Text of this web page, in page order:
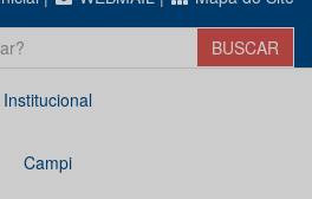
Institucional
Campi